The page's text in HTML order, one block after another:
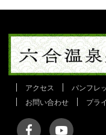
アクセス パンフレ
お問い合わせ
プラ